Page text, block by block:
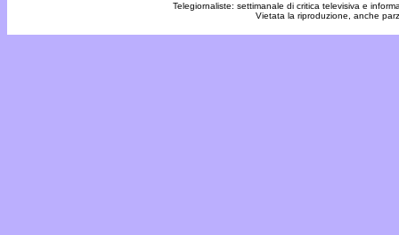
Telegiornaliste: settimanale di critica televisiva e
Vietata la riproduzione, anche